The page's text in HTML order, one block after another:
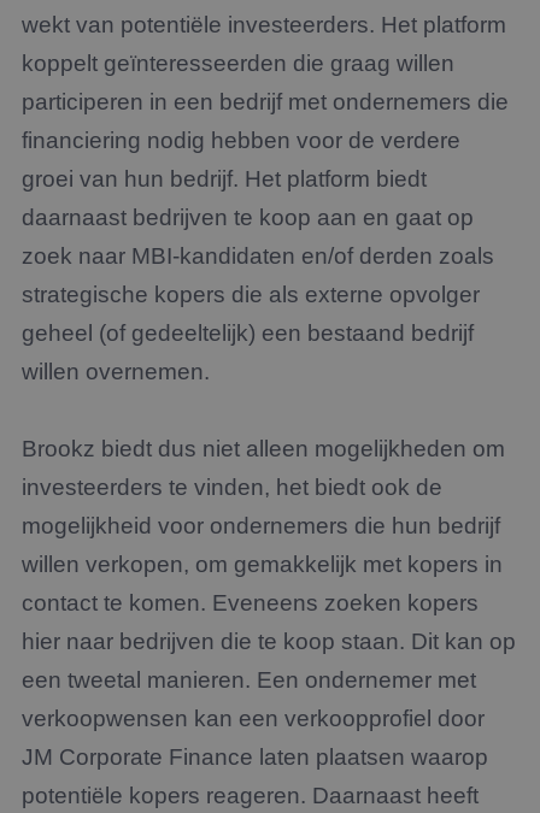
wekt van potentiële investeerders. Het platform
koppelt geïnteresseerden die graag willen
participeren in een bedrijf met ondernemers die
financiering nodig hebben voor de verdere
groei van hun bedrijf. Het platform biedt
daarnaast bedrijven te koop aan en gaat op
zoek naar MBI-kandidaten en/of derden zoals
strategische kopers die als externe opvolger
geheel (of gedeeltelijk) een bestaand bedrijf
willen overnemen.
Brookz biedt dus niet alleen mogelijkheden om
investeerders te vinden, het biedt ook de
mogelijkheid voor ondernemers die hun bedrijf
willen verkopen, om gemakkelijk met kopers in
contact te komen. Eveneens zoeken kopers
hier naar bedrijven die te koop staan. Dit kan op
een tweetal manieren. Een ondernemer met
verkoopwensen kan een verkoopprofiel door
JM Corporate Finance laten plaatsen waarop
potentiële kopers reageren. Daarnaast heeft